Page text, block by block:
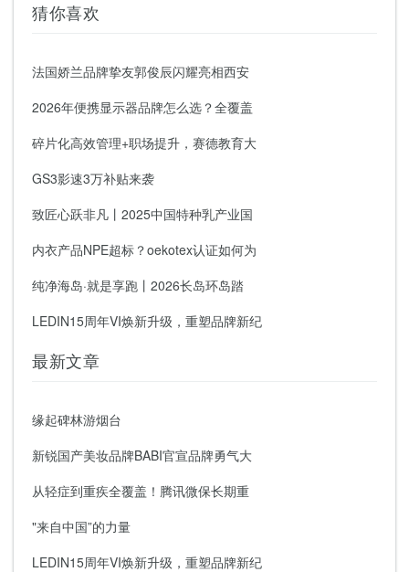
猜你喜欢
法国娇兰品牌挚友郭俊辰闪耀亮相西安
2026年便携显示器品牌怎么选？全覆盖
碎片化高效管理+职场提升，赛德教育大
GS3影速3万补贴来袭
致匠心跃非凡丨2025中国特种乳产业国
内衣产品NPE超标？oekotex认证如何为
纯净海岛·就是享跑丨2026长岛环岛踏
LEDIN15周年VI焕新升级，重塑品牌新纪
最新文章
缘起碑林游烟台
新锐国产美妆品牌BABI官宣品牌勇气大
从轻症到重疾全覆盖！腾讯微保长期重
"来自中国”的力量
LEDIN15周年VI焕新升级，重塑品牌新纪